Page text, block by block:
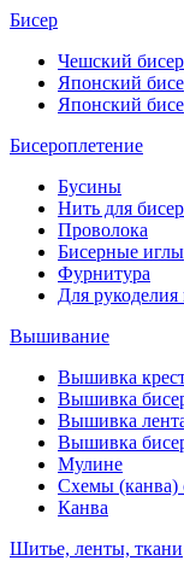
Бисер
Чешский бисер
Японский
Японский
Бисероплетение
Бусины
Нить для
Проволока
Бисерные иглы
Фурнитура
Для
Вышивание
Вышивка
Вышивка
Вышивка
Вышивка
Мулине
Схемы (канва)
Канва
Шитье, ленты, ткани